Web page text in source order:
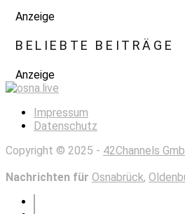
Anzeige
BELIEBTE BEITRÄGE
Anzeige
Impressum
Datenschutz
Copyright © 2025 - 42Channels
Nachrichten für Osnabrück,